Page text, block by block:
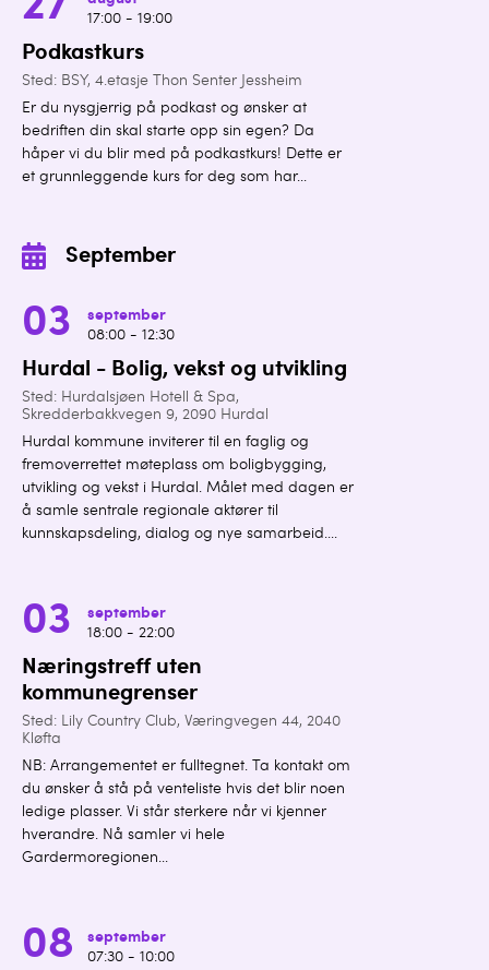
27
17:00 - 19:00
Podkastkurs
Sted: BSY, 4.etasje Thon Senter Jessheim
Er du nysgjerrig på podkast og ønsker at
bedriften din skal starte opp sin egen? Da
håper vi du blir med på podkastkurs! Dette er
et grunnleggende kurs for deg som har...
September
03
september
08:00 - 12:30
Hurdal - Bolig, vekst og utvikling
Sted: Hurdalsjøen Hotell & Spa,
Skredderbakkvegen 9, 2090 Hurdal
Hurdal kommune inviterer til en faglig og
fremoverrettet møteplass om boligbygging,
utvikling og vekst i Hurdal. Målet med dagen er
å samle sentrale regionale aktører til
kunnskapsdeling, dialog og nye samarbeid....
03
september
18:00 - 22:00
Næringstreff uten
kommunegrenser
Sted: Lily Country Club, Væringvegen 44, 2040
Kløfta
NB: Arrangementet er fulltegnet. Ta kontakt om
du ønsker å stå på venteliste hvis det blir noen
ledige plasser. Vi står sterkere når vi kjenner
hverandre. Nå samler vi hele
Gardermoregionen...
08
september
07:30 - 10:00